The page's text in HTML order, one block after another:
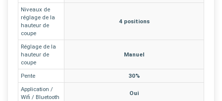
Niveaux de
réglage de la
hauteur de
coupe
4 positions
Réglage de la
hauteur de
coupe
Manuel
Pente
30%
Application /
Wifi / Bluetooth
Oui